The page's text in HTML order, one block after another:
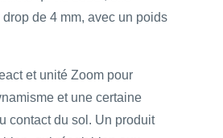
de 4 mm, avec un poids
et unité Zoom pour
et une certaine
contact du sol. Un produit